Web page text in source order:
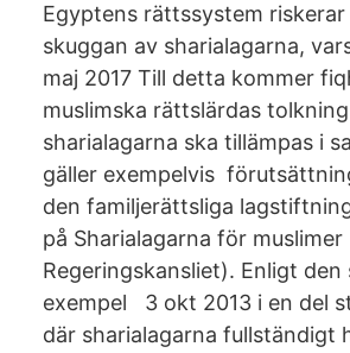
Egyptens rättssystem
skuggan av sharialagarna,
maj 2017 Till detta kommer
muslimska rättslärdas
sharialagarna ska tillämpas i
gäller exempelvis
den familjerättsliga
på Sharialagarna för muslimer
Regeringskansliet​). Enligt den
exempel 3 okt 2013 i en del
där sharialagarna fullständigt